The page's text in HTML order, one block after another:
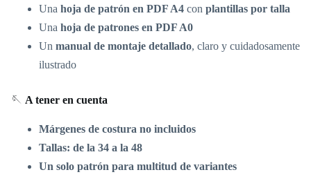
Una hoja de patrón en PDF A4 con plantillas por talla
Una hoja de patrones en PDF A0
Un manual de montaje detallado, claro y cuidadosamente
ilustrado
🪡 A tener en cuenta
Márgenes de costura no incluidos
Tallas: de la 34 a la 48
Un solo patrón para multitud de variantes